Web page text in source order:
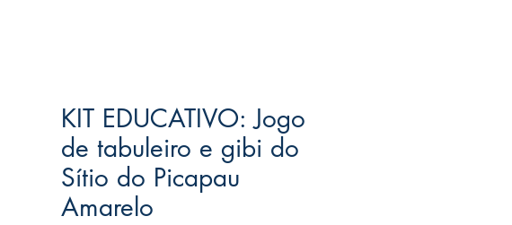
KIT EDUCATIVO: Jogo
de tabuleiro e gibi do
Sítio do Picapau
Amarelo